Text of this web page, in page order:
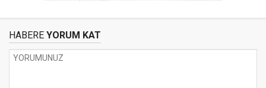
HABERE YORUM KAT